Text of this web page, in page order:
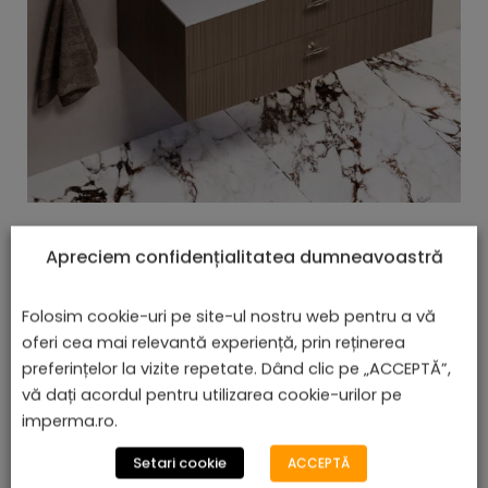
De la 610,08 lei
Afișez toate cele 4 rezultate
Apreciem confidențialitatea dumneavoastră
Folosim cookie-uri pe site-ul nostru web pentru a vă
oferi cea mai relevantă experiență, prin reținerea
preferințelor la vizite repetate. Dând clic pe „ACCEPTĂ”,
vă dați acordul pentru utilizarea cookie-urilor pe
imperma.ro.
Setari cookie ACCEPTĂ